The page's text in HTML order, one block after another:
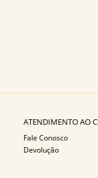
ATENDIMENTO AO
Fale Conosco
Devolução